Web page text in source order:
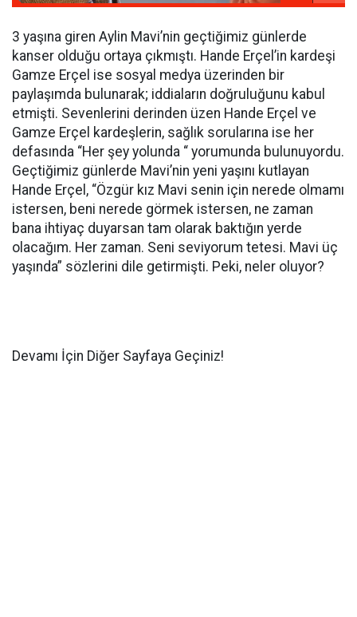
3 yaşına giren Aylin Mavi’nin geçtiğimiz günlerde
kanser olduğu ortaya çıkmıştı. Hande Erçel’in kardeşi
Gamze Erçel ise sosyal medya üzerinden bir
paylaşımda bulunarak; iddiaların doğruluğunu kabul
etmişti. Sevenlerini derinden üzen Hande Erçel ve
Gamze Erçel kardeşlerin, sağlık sorularına ise her
defasında “Her şey yolunda “ yorumunda bulunuyordu.
Geçtiğimiz günlerde Mavi’nin yeni yaşını kutlayan
Hande Erçel, “Özgür kız Mavi senin için nerede olmamı
istersen, beni nerede görmek istersen, ne zaman
bana ihtiyaç duyarsan tam olarak baktığın yerde
olacağım. Her zaman. Seni seviyorum tetesi. Mavi üç
yaşında” sözlerini dile getirmişti. Peki, neler oluyor?
Devamı İçin Diğer Sayfaya Geçiniz!